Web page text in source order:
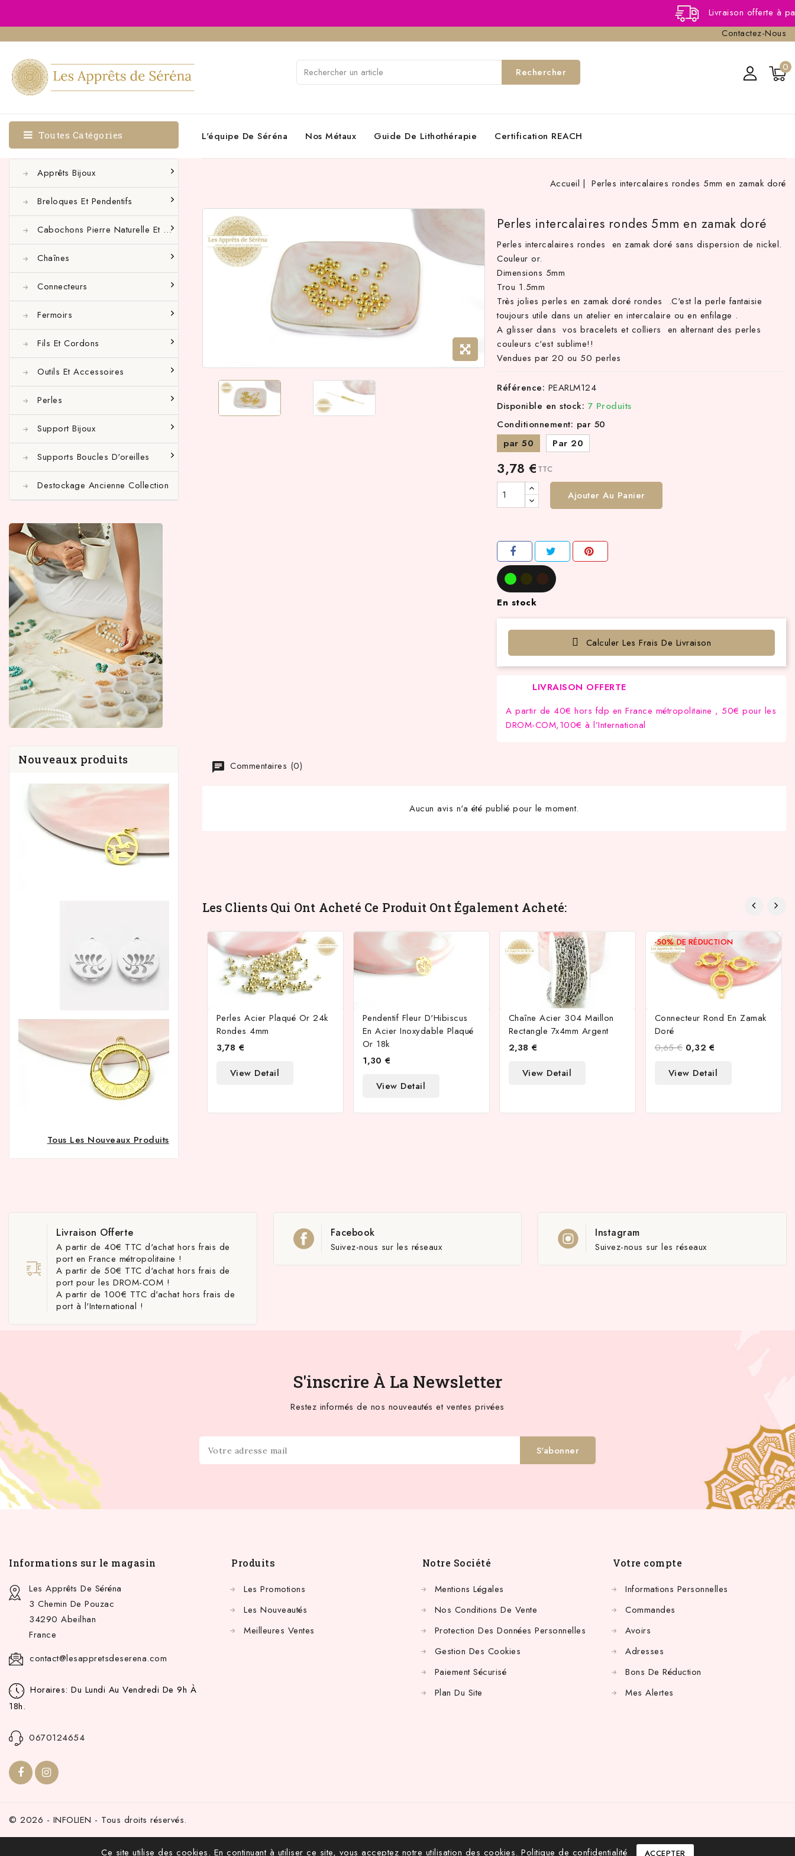
Livraison offerte à partir de
Contactez-Nous
0
Rechercher
L'équipe De Séréna Nos Métaux Guide De Lithothérapie Certification REACH
Toutes Catégories
Apprêts Bijoux
Perles À Écraser Et
Terminaisons De
Rallonge
Breloques Et Pendentifs
Cabochons Pierre Naturelle Et Autres
Chaînes
Connecteurs
Connecteurs Bases
Fermoirs
Fils Et Cordons
Outils Et Accessoires
Perles
Argent
Support Bijoux
Supports Boucles D'oreilles
Destockage Ancienne Collection
Nouveaux produits
Tous Les Nouveaux Produits
Accueil Perles intercalaires rondes 5mm en zamak doré
Perles intercalaires rondes 5mm en zamak doré
Perles intercalaires rondes en zamak doré sans dispersion de nickel.
Couleur or.
Dimensions 5mm
Trou 1.5mm
Très jolies perles en zamak doré rondes .C'est la perle fantaisie
toujours utile dans un atelier en intercalaire ou en enfilage .
A glisser dans vos bracelets et colliers en alternant des perles
couleurs c'est sublime!!
Vendues par 20 ou 50 perles
Référence: PEARLM124
Disponible en stock: 7 Produits
Conditionnement: par 50
par 50
Par 20
3,78 € TTC
Ajouter Au Panier
En stock
Calculer Les Frais De Livraison
LIVRAISON OFFERTE
A partir de 40€ hors fdp en France métropolitaine , 50€ pour les
DROM-COM,100€ à l’International
Commentaires (0)
Aucun avis n'a été publié pour le moment.
Les Clients Qui Ont Acheté Ce Produit Ont Également Acheté:
Perles Acier Plaqué Or 24k
Rondes 4mm
3,78 €
View Detail
Pendentif Fleur D'Hibiscus
En Acier Inoxydable Plaqué
Or 18k
1,30 €
View Detail
Chaîne Acier 304 Maillon
Rectangle 7x4mm Argent
2,38 €
View Detail
Connecteur Rond En Zamak
Doré
0,65 €
-50%DE RÉDUCTION
0,32 €
View Detail
Livraison Offerte
A partir de 40€ TTC d'achat hors frais de
port en France métropolitaine !
A partir de 50€ TTC d'achat hors frais de
port pour les DROM-COM !
A partir de 100€ TTC d'achat hors frais de
port à l'International !
Facebook
Suivez-nous sur les réseaux
Instagram
Suivez-nous sur les réseaux
S'inscrire À La Newsletter
Restez informés de nos nouveautés et ventes privées
Informations sur le magasin
Les Apprêts De Séréna
3 Chemin De Pouzac
34290 Abeilhan
France
contact@lesappretsdeserena.com
Horaires: Du Lundi Au Vendredi De 9h À
18h.
0670124654
Produits
Les Promotions
Les Nouveautés
Meilleures Ventes
Notre Société
Mentions Légales
Nos Conditions De Vente
Protection Des Données Personnelles
Gestion Des Cookies
Paiement Sécurisé
Plan Du Site
Votre compte
Informations Personnelles
Commandes
Avoirs
Adresses
Bons De Réduction
Mes Alertes
Ce site utilise des cookies. En continuant à utiliser ce site, vous acceptez notre utilisation des cookies. Politique de confidentialité ACCEPTER
© 2026 - INFOLIEN - Tous droits réservés.